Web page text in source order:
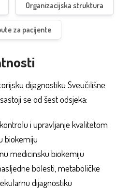
Organizacijska struktura
za pacijente
dijagnostiku Sveučilišne
se od šest odsjeka:
i upravljanje kvalitetom
biokemiju
medicinsku biokemiju
bolesti, metaboličke
dijagnostiku